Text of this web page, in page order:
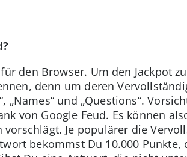
den Browser. Um den Jackpot
denn um deren
„Names“ und „Questions“.
von Google Feud. Es können
vorschlägt. Je populärer die
bekommst Du 10.000 Punkte,